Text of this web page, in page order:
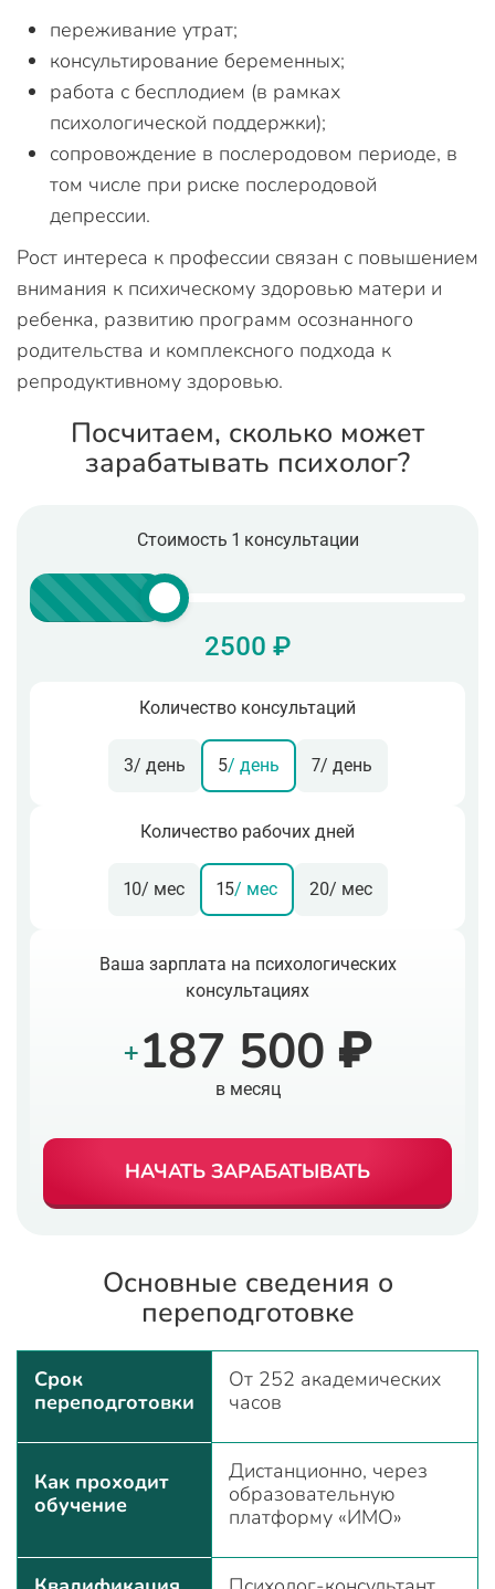
переживание утрат;
консультирование беременных;
работа с бесплодием (в рамках
психологической поддержки);
сопровождение в послеродовом периоде, в
том числе при риске послеродовой
депрессии.
Рост интереса к профессии связан с повышением
внимания к психическому здоровью матери и
ребенка, развитию программ осознанного
родительства и комплексного подхода к
репродуктивному здоровью.
Посчитаем, сколько может
зарабатывать психолог?
Стоимость 1 консультации
2500 ₽
Количество консультаций
3/ день 5/ день 7/ день
Количество рабочих дней
10/ мес 15/ мес 20/ мес
Ваша зарплата на психологических
консультациях
+187 500 ₽
в месяц
НАЧАТЬ ЗАРАБАТЫВАТЬ
Основные сведения о
переподготовке
Срок
переподготовки
От 252 академических
часов
Как проходит
обучение
Дистанционно, через
образовательную
платформу «ИМО»